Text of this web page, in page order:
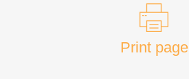
Print page